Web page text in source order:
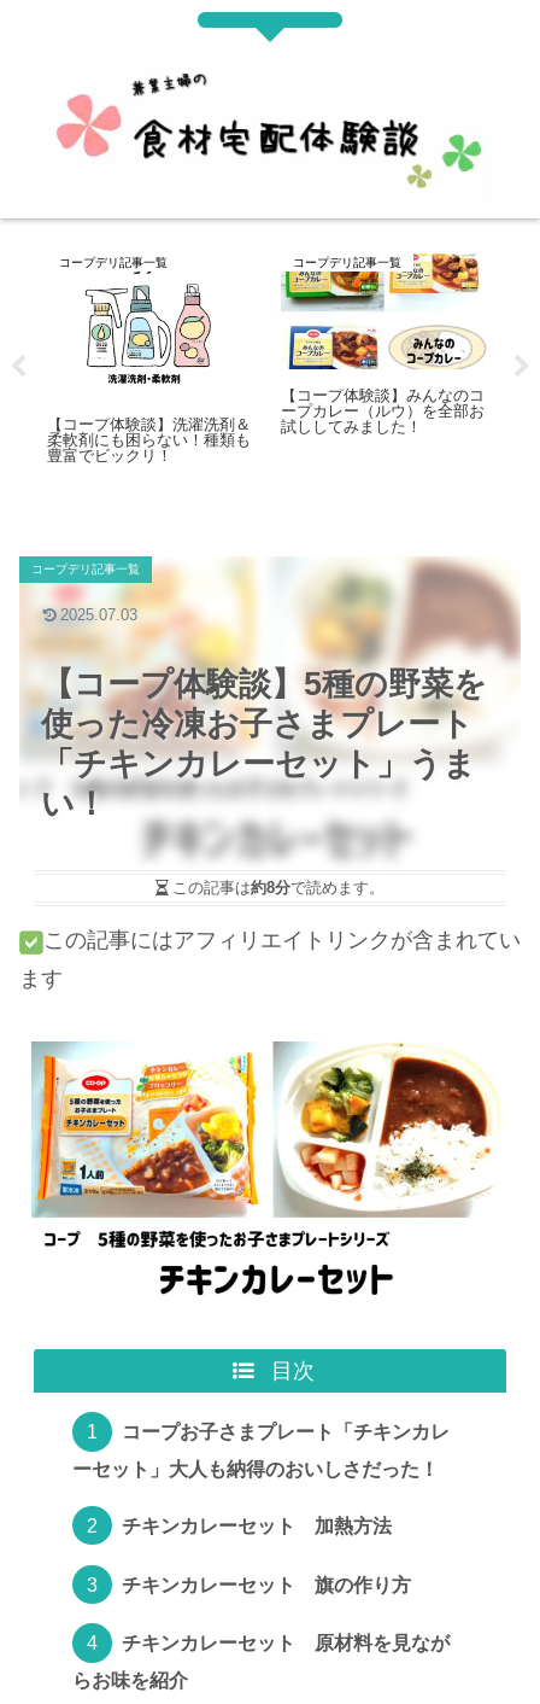
コープデリ記事一覧
た！
コープデリ記事一覧
【体験談】コープ共済「たす
けあい」ジュニアコースと
は？請求してみてわかったこ
【コープ体験談】5種の野菜を
使った冷凍お子さまプレート
「チキンカレーセット」うま
い！
コープデリ記事一覧
2025.07.03
この記事は約8分で読めます。
この記事にはアフィリエイトリンクが含まれてい
ます
目次
コープお子さまプレート「チキンカレ
ーセット」大人も納得のおいしさだった！
チキンカレーセット 加熱方法
チキンカレーセット 旗の作り方
チキンカレーセット 原材料を見なが
らお味を紹介